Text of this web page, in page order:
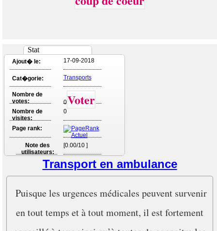
Stat
Ajout� le: 17-09-2018
Cat�gorie: Transports
Nombre de
votes:
0Voter
Nombre de
visites:
0
Page rank:
Note des
utilisateurs:
[0.00/10 ]
Transport en ambulance
Puisque les urgences médicales peuvent survenir
en tout temps et à tout moment, il est fortement